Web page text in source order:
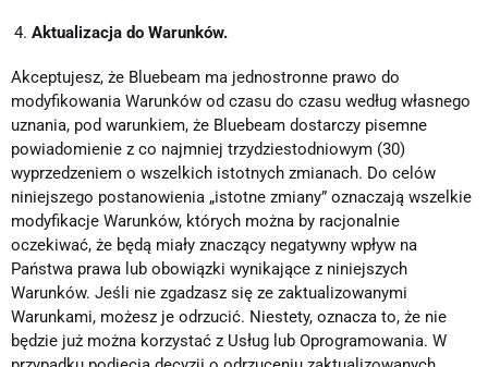
Aktualizacja do Warunków.
Akceptujesz, że Bluebeam ma jednostronne prawo do
modyfikowania Warunków od czasu do czasu według własnego
uznania, pod warunkiem, że Bluebeam dostarczy pisemne
powiadomienie z co najmniej trzydziestodniowym (30)
wyprzedzeniem o wszelkich istotnych zmianach. Do celów
niniejszego postanowienia „istotne zmiany” oznaczają wszelkie
modyfikacje Warunków, których można by racjonalnie
oczekiwać, że będą miały znaczący negatywny wpływ na
Państwa prawa lub obowiązki wynikające z niniejszych
Warunków. Jeśli nie zgadzasz się ze zaktualizowanymi
Warunkami, możesz je odrzucić. Niestety, oznacza to, że nie
będzie już można korzystać z Usług lub Oprogramowania. W